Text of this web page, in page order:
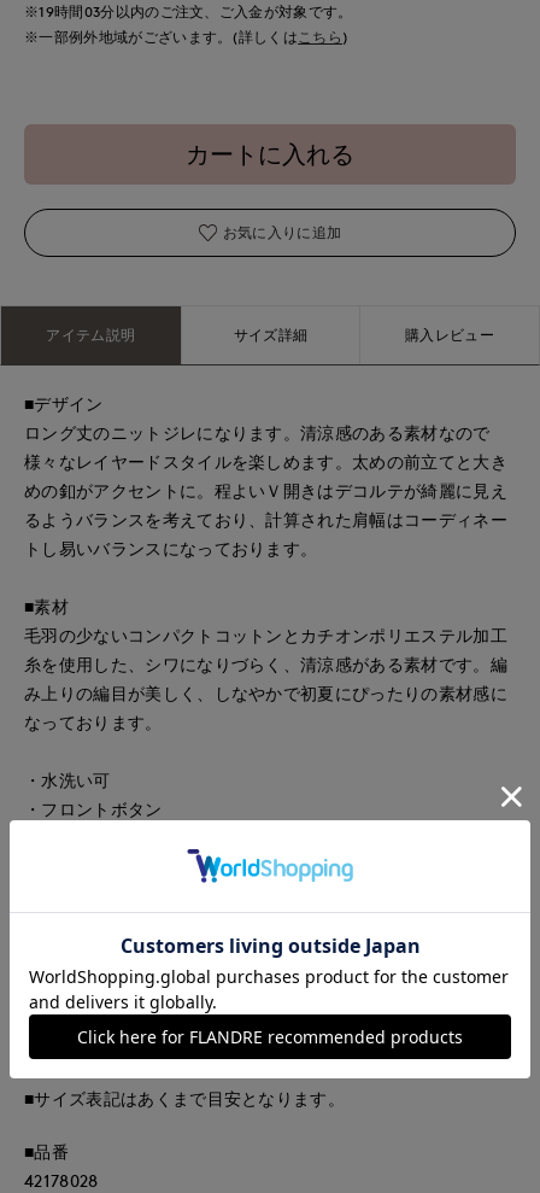
※19時間03分以内のご注文、ご入金が対象です。
※一部例外地域がございます。(詳しくはこちら )
カートに入れる
お気に入りに追加
アイテム説明 サイズ詳細 購入レビュー
■デザイン
ロング丈のニットジレになります。清涼感のある素材なので
様々なレイヤードスタイルを楽しめます。太めの前立てと大き
めの釦がアクセントに。程よいＶ開きはデコルテが綺麗に見え
るようバランスを考えており、計算された肩幅はコーディネー
トし易いバランスになっております。
■素材
毛羽の少ないコンパクトコットンとカチオンポリエステル加工
糸を使用した、シワになりづらく、清涼感がある素材です。編
み上りの編目が美しく、しなやかで初夏にぴったりの素材感に
なっております。
・水洗い可
・フロントボタン
■照明の関係により、実際の製品とは色味が違って見える場合
があります。またパソコン・スマートフォンなどの環境によ
り、若干製品と画像のカラーが異なる場合もございます。
■サイズ表記はあくまで目安となります。
■品番
42178028